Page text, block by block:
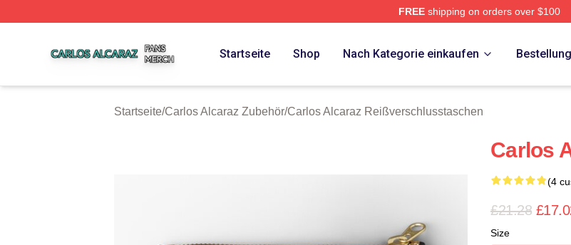
FREEshipping on orders over $100
Startseite Shop Nach Kategorie einkaufen
Startseite/Carlos Alcaraz Zubehör/Carlos Alcaraz Reißverschlusstaschen
Carlos
(4
£21.28
Size